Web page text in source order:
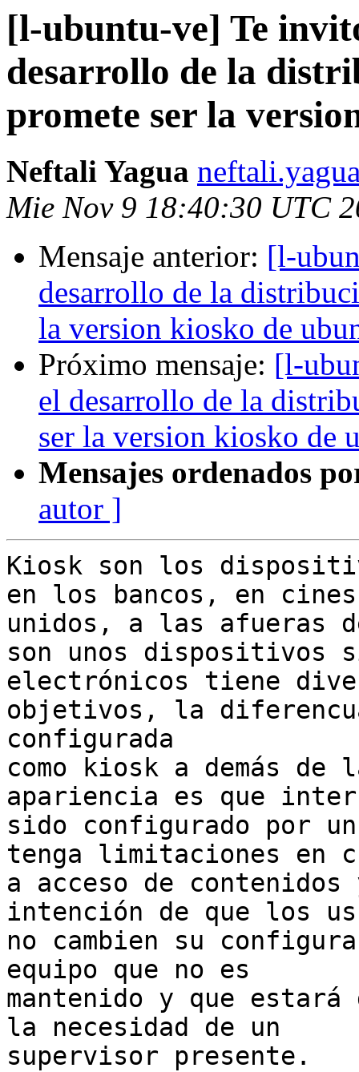
[l-ubuntu-ve] Te
desarrollo de la
promete ser la
Neftali Yagua
Mie Nov 9 18:40:30 UTC
Mensaje anterior: [l-
desarrollo de la
la version kiosko de
Próximo mensaje: [l-
el desarrollo de la
ser la version kiosko de
Mensajes ordenados
autor ]
Kiosk son los
en los bancos, en cines
unidos, a las afueras
son unos dispositivos
electrónicos tiene
objetivos, la
configurada
como kiosk a demás
apariencia es que
sido configurado por
tenga limitaciones en
a acceso de
intención de que los
no cambien su
equipo que no es
mantenido y que
la necesidad de un
supervisor presente.